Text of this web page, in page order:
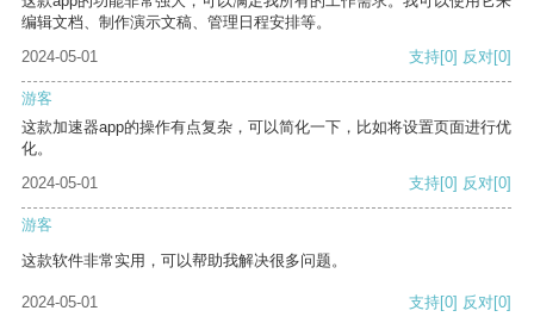
编辑文档、制作演示文稿、管理日程安排等。
2024-05-01
支持[0] 反对[0]
游客
这款加速器app的操作有点复杂，可以简化一下，比如将设置页面进行优
化。
2024-05-01
支持[0] 反对[0]
游客
这款软件非常实用，可以帮助我解决很多问题。
2024-05-01 支持[0] 反对[0]